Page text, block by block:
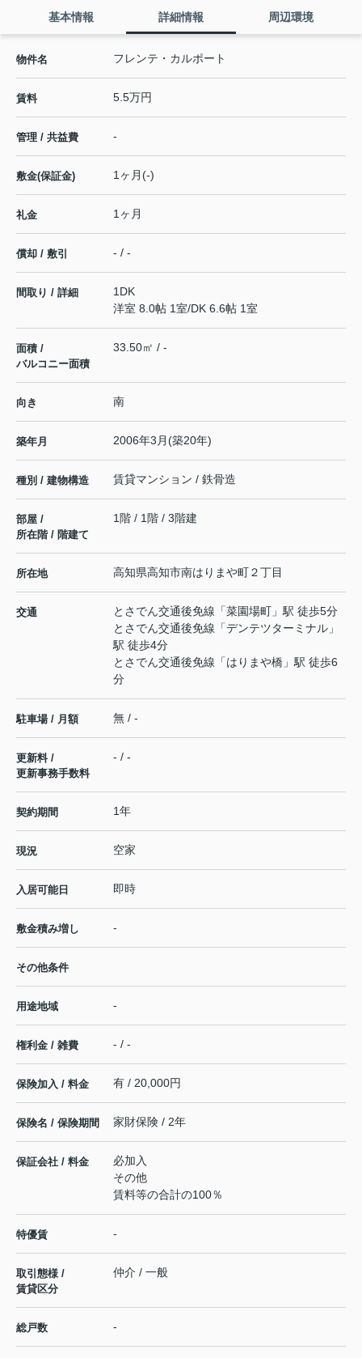
基本情報 詳細情報 周辺環境
物件名 フレンテ・カルポート
賃料 5.5万円
管理 / 共益費 -
敷金(保証金) 1ヶ月(-)
礼金 1ヶ月
償却 / 敷引 - / -
間取り / 詳細
1DK
洋室 8.0帖 1室/DK 6.6帖 1室
面積 /
バルコニー面積
33.50㎡ / -
向き 南
築年月 2006年3月(築20年)
種別 / 建物構造 賃貸マンション / 鉄骨造
部屋 /
所在階 / 階建て
1階 / 1階 / 3階建
所在地 高知県高知市南はりまや町２丁目
交通 とさでん交通後免線 「菜園場町 」駅 徒歩5分
とさでん交通後免線 「デンテツターミナル 」
駅 徒歩4分
とさでん交通後免線 「はりまや橋 」駅 徒歩6
分
駐車場 / 月額 無 / -
更新料 /
更新事務手数料
- / -
契約期間 1年
現況 空家
入居可能日 即時
敷金積み増し -
その他条件
用途地域 -
権利金 / 雑費 - / -
保険加入 / 料金 有 / 20,000円
保険名 / 保険期間 家財保険 / 2年
保証会社 / 料金
必加入
その他
賃料等の合計の100％
特優賃 -
取引態様 /
賃貸区分
仲介 / 一般
総戸数 -